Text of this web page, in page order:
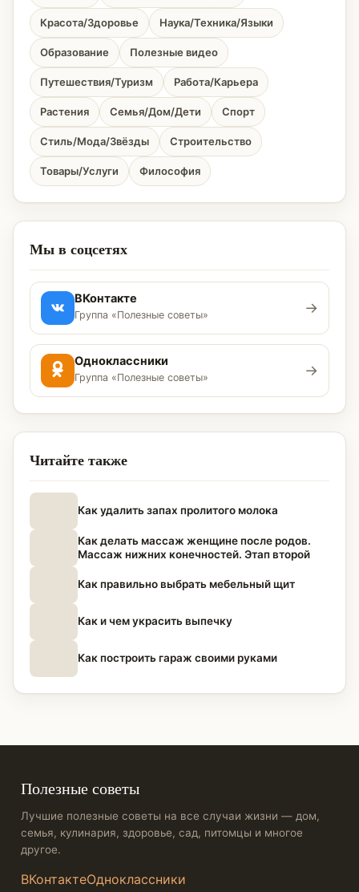
Красота/Здоровье Наука/Техника/Языки
Образование Полезные видео
Путешествия/Туризм Работа/Карьера
Растения Семья/Дом/Дети Спорт
Стиль/Мода/Звёзды Строительство
Товары/Услуги Философия
Мы в соцсетях
ВКонтакте
Группа «Полезные советы» →
Одноклассники
Группа «Полезные советы» →
Читайте также
Как удалить запах пролитого молока
Как делать массаж женщине после родов.
Массаж нижних конечностей. Этап второй
Как правильно выбрать мебельный щит
Как и чем украсить выпечку
Как построить гараж своими руками
Полезные советы
Лучшие полезные советы на все случаи жизни — дом,
семья, кулинария, здоровье, сад, питомцы и многое
другое.
ВКонтактеОдноклассники